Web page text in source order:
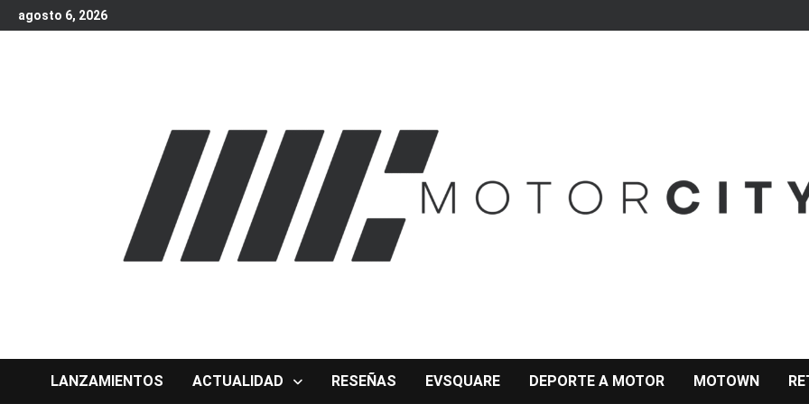
Skip
to
agosto 6, 2026
LANZAMIENTOS ACTUALIDAD RESEÑAS EVSQUARE DEPORTE A MOTOR MOTOWN